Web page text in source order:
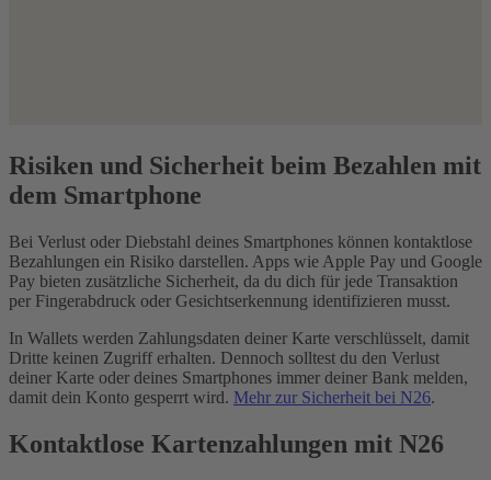
Risiken und Sicherheit beim Bezahlen mit
dem Smartphone
Bei Verlust oder Diebstahl deines Smartphones können kontaktlose
Bezahlungen ein Risiko darstellen. Apps wie Apple Pay und Google
Pay bieten zusätzliche Sicherheit, da du dich für jede Transaktion
per Fingerabdruck oder Gesichtserkennung identifizieren musst.
In Wallets werden Zahlungsdaten deiner Karte verschlüsselt, damit
Dritte keinen Zugriff erhalten. Dennoch solltest du den Verlust
deiner Karte oder deines Smartphones immer deiner Bank melden,
damit dein Konto gesperrt wird. Mehr zur Sicherheit bei N26.
Kontaktlose Kartenzahlungen mit N26